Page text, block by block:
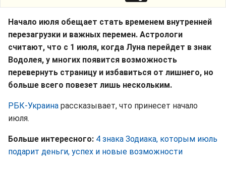
Начало июля обещает стать временем внутренней
перезагрузки и важных перемен. Астрологи
считают, что с 1 июля, когда Луна перейдет в знак
Водолея, у многих появится возможность
перевернуть страницу и избавиться от лишнего, но
больше всего повезет лишь нескольким.
РБК-Украина рассказывает, что принесет начало
июля.
Больше интересного: 4 знака Зодиака, которым июль
подарит деньги, успех и новые возможности